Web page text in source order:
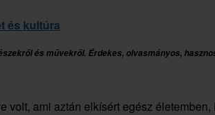
és kultúra
és művekről. Érdekes, olvasmányos,
volt, ami aztán elkísért egész